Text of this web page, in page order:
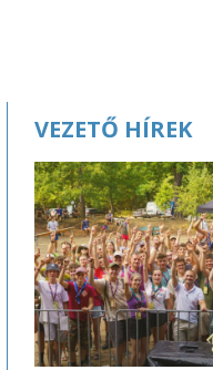
VEZETŐ HÍREK